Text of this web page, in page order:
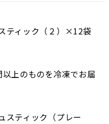
ティック（２）×12袋
以上のものを冷凍でお届
スティック（プレー